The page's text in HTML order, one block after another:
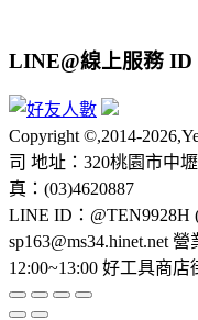
LINE@線上服務 ID
Copyright ©,2014-
司 地址：320桃園市中
真：(03)4620887
LINE ID：@TEN9928H
sp163@ms34.hinet.net
12:00~13:00 好工具商店